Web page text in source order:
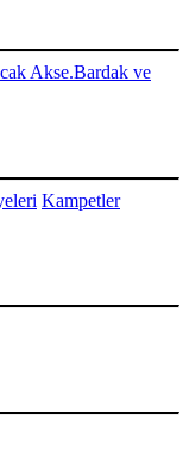
Akse.Bardak ve
Kampetler